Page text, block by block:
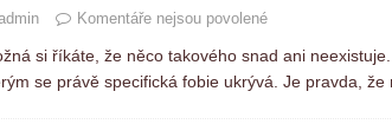
Komentáře nejsou povolené
si říkáte, že něco takového snad ani
se právě specifická fobie ukrývá. Je pravda,